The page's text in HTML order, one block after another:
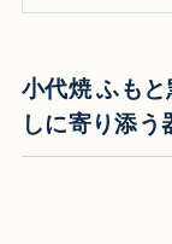
小代焼 ふも
しに寄り添う